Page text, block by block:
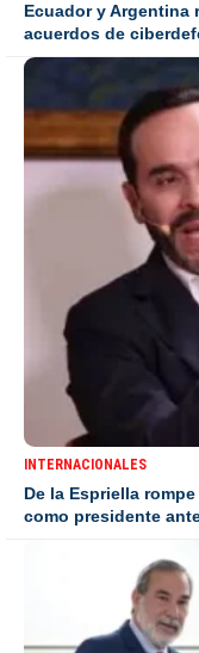
Ecuador y Argentina
acuerdos de
INTERNACIONALES
De la Espriella
como presidente